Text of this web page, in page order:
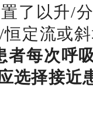
了以升/
定流或
者每次呼
选择接近